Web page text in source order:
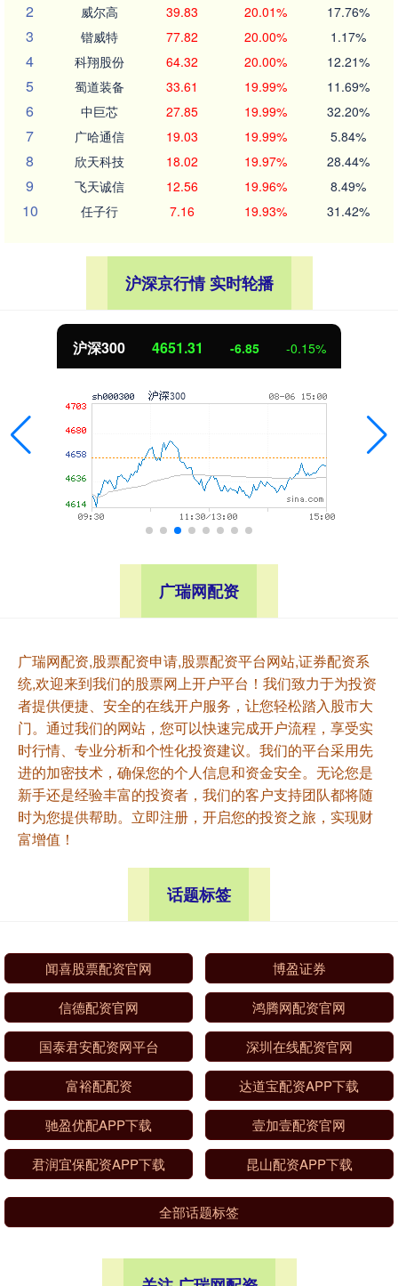
2 威尔高 39.83 20.01% 17.76%
3 锴威特 77.82 20.00% 1.17%
4 科翔股份 64.32 20.00% 12.21%
5 蜀道装备 33.61 19.99% 11.69%
6 中巨芯 27.85 19.99% 32.20%
7 广哈通信 19.03 19.99% 5.84%
8 欣天科技 18.02 19.97% 28.44%
9 飞天诚信 12.56 19.96% 8.49%
10 任子行 7.16 19.93% 31.42%
沪深京行情 实时轮播
沪深300 4651.31 -6.85 -0.15%
广瑞网配资
广瑞网配资,股票配资申请,股票配资平台网站,证券配资系
统,欢迎来到我们的股票网上开户平台！我们致力于为投资
者提供便捷、安全的在线开户服务，让您轻松踏入股市大
门。通过我们的网站，您可以快速完成开户流程，享受实
时行情、专业分析和个性化投资建议。我们的平台采用先
进的加密技术，确保您的个人信息和资金安全。无论您是
新手还是经验丰富的投资者，我们的客户支持团队都将随
时为您提供帮助。立即注册，开启您的投资之旅，实现财
富增值！
话题标签
闻喜股票配资官网 博盈证券
信德配资官网 鸿腾网配资官网
国泰君安配资网平台 深圳在线配资官网
富裕配配资 达道宝配资APP下载
驰盈优配APP下载 壹加壹配资官网
君润宜保配资APP下载 昆山配资APP下载
全部话题标签